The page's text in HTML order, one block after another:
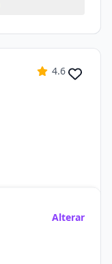
4.6
Alterar